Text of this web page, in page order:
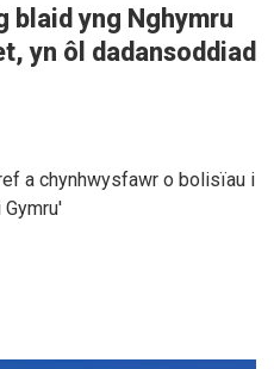
blaid yng Nghymru
yn ôl dadansoddiad
a chynhwysfawr o bolisïau i